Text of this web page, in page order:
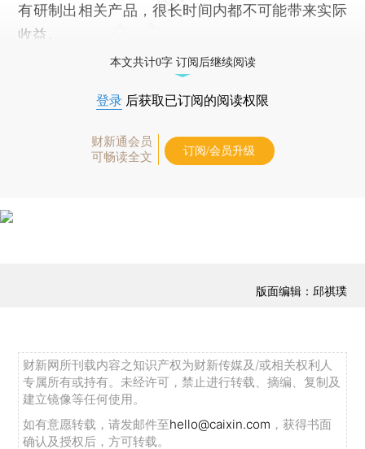
有研制出相关产品，很长时间内都不可能带来实际
收益。
本文共计0字 订阅后继续阅读
登录 后获取已订阅的阅读权限
财新通会员
可畅读全文
订阅/会员升级
版面编辑：邱祺璞
财新网所刊载内容之知识产权为财新传媒及/或相关权利人
专属所有或持有。未经许可，禁止进行转载、摘编、复制及
建立镜像等任何使用。
如有意愿转载，请发邮件至hello@caixin.com ，获得书面
确认及授权后，方可转载。